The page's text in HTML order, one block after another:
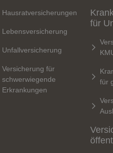
Hausratversicherungen
Lebensversicherung
Unfallversicherung
Versicherung für
schwerwiegende
Erkrankungen
für
für